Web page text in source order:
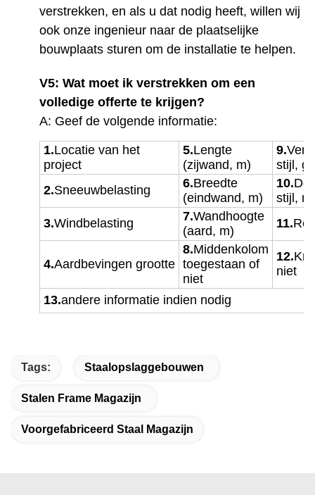
verstrekken, en als u dat nodig heeft, willen wij
ook onze ingenieur naar de plaatselijke
bouwplaats sturen om de installatie te helpen.
V5: Wat moet ik verstrekken om een
volledige offerte te krijgen?
A: Geef de volgende informatie:
1.Locatie van het
project
5.Lengte
(zijwand, m)
9.
stijl,
2.Sneeuwbelasting 6.Breedte
(eindwand, m)
10.
stijl,
3.Windbelasting 7.Wandhoogte
(aard, m)
11.
4.Aardbevingen grootte
8.Middenkolom
toegestaan of
niet
12.
niet
13.andere informatie indien nodig
Tags: Staalopslaggebouwen
Stalen Frame Magazijn
Voorgefabriceerd Staal Magazijn